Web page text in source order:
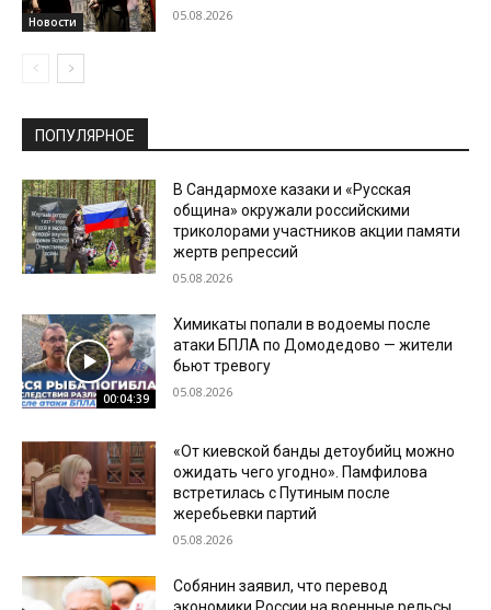
Новости 05.08.2026
ПОПУЛЯРНОЕ
В Сандармохе казаки и «Русская
община» окружали российскими
триколорами участников акции памяти
жертв репрессий
05.08.2026
00:04:39
Химикаты попали в водоемы после
атаки БПЛА по Домодедово — жители
бьют тревогу
05.08.2026
«От киевской банды детоубийц можно
ожидать чего угодно». Памфилова
встретилась с Путиным после
жеребьевки партий
05.08.2026
Собянин заявил, что перевод